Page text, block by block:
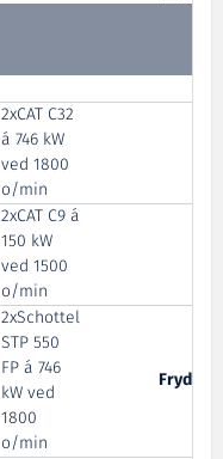
2xCAT C32
á 746 kW
ved 1800
o/min
2xCAT C9 á
150 kW
ved 1500
o/min
2xSchottel
STP 550
FP á 746
kW ved
1800
o/min